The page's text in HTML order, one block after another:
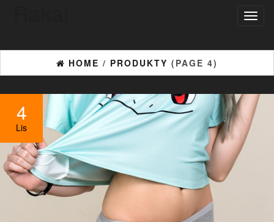
HOME / PRODUKTY (PAGE 4)
4
Lis